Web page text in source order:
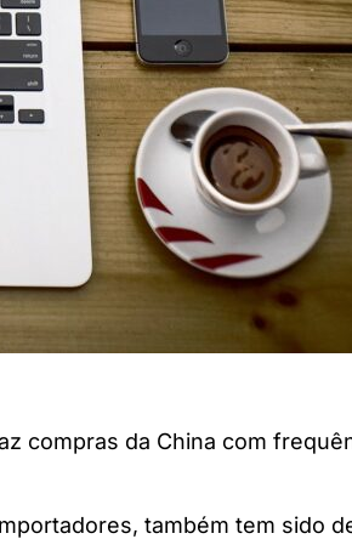
compras da China com
também tem sido